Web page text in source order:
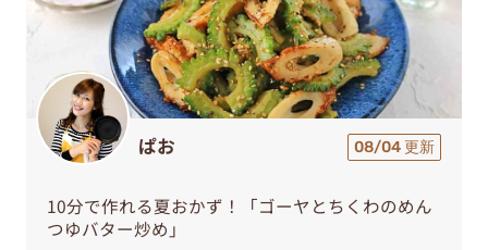
ぱお 08/04 更新
10分で作れる夏おかず！「ゴーヤとちくわのめん
つゆバター炒め」